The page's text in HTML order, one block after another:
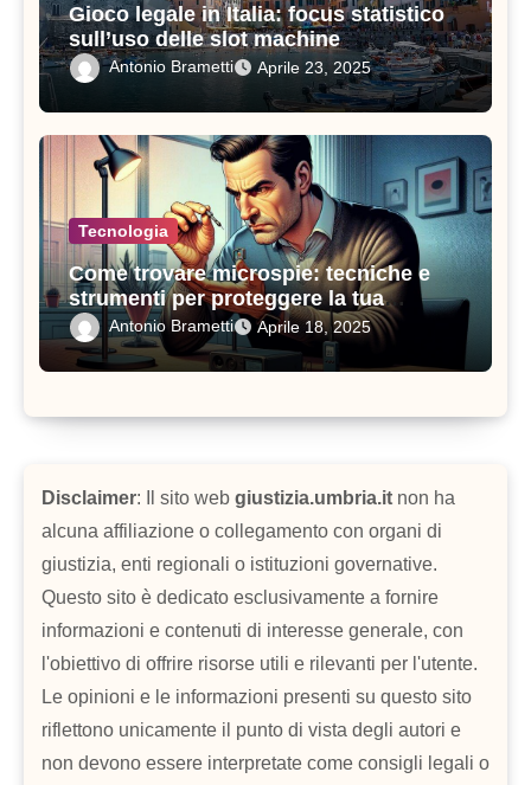
Gioco legale in Italia: focus statistico
sull’uso delle slot machine
Antonio Brametti Aprile 23, 2025
Tecnologia
Come trovare microspie: tecniche e
strumenti per proteggere la tua
privacyAntonio Brametti Aprile 18, 2025
Disclaimer: Il sito web giustizia.umbria.it non ha
alcuna affiliazione o collegamento con organi di
giustizia, enti regionali o istituzioni governative.
Questo sito è dedicato esclusivamente a fornire
informazioni e contenuti di interesse generale, con
l'obiettivo di offrire risorse utili e rilevanti per l'utente.
Le opinioni e le informazioni presenti su questo sito
riflettono unicamente il punto di vista degli autori e
non devono essere interpretate come consigli legali o